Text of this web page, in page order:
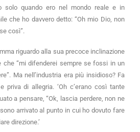
solo quando ero nel mondo reale e in
che ho davvero detto: “Oh mio Dio, non
così”.
riguardo alla sua precoce inclinazione
che “mi difenderei sempre se fossi in un
Ma nell’industria era più insidioso? Fa
priva di allegria. ‘Oh c’erano così tante
a pensare, “Ok, lascia perdere, non ne
arrivato al punto in cui ho dovuto fare
direzione.’